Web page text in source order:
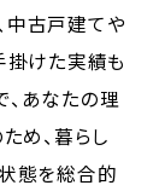
中古戸建てや
掛けた実績も
あなたの理
め、暮らし
態を総合的